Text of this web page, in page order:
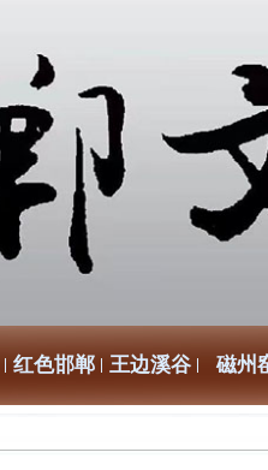
红色邯郸 王边溪谷 磁州